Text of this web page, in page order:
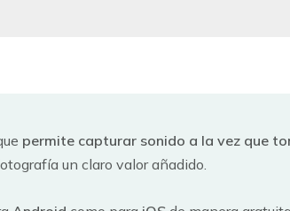
permite capturar sonido a la vez que
un claro valor añadido.